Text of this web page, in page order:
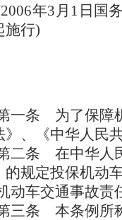
2006年3月1日国
施行)
一条 为了保障
》、《中华人民
二条 在中华人
的规定投保机动
动车交通事故责
三条 本条例所